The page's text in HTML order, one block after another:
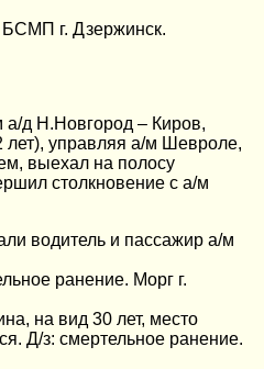
г. Дзержинск.
а/д Н.Новгород – Киров,
лет), управляя а/м Шевроле,
выехал на полосу
столкновение с а/м
водитель и пассажир а/м
ранение. Морг г.
на вид 30 лет, место
Д/з: смертельное ранение.